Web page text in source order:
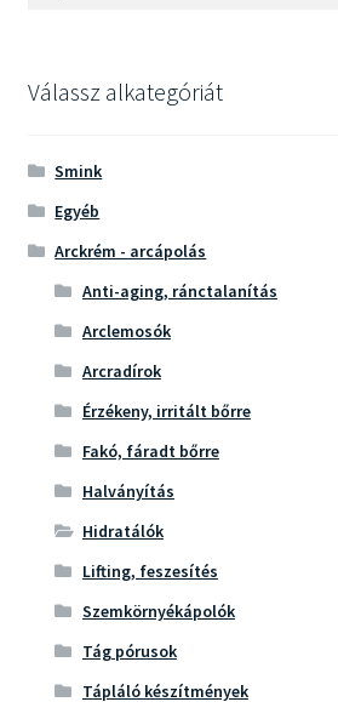
Válassz alkategóriát
Smink
Egyéb
Arckrém - arcápolás
Anti-aging, ránctalanítás
Arclemosók
Arcradírok
Érzékeny, irritált bőrre
Fakó, fáradt bőrre
Halványítás
Hidratálók
Lifting, feszesítés
Szemkörnyékápolók
Tág pórusok
Tápláló készítmények